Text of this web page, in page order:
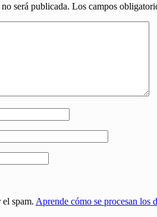
será publicada. Los campos
spam. Aprende cómo se procesan los